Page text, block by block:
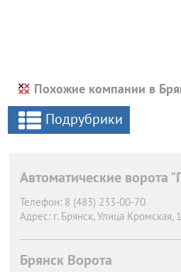
Похожие компании в
Подрубрики
Автоматические ворота
Телефон: 8 (483) 233-00-70
Адрес: г. Брянск, Улица Кромская,
Брянск Ворота